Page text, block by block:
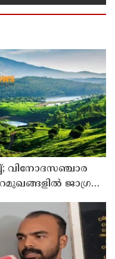
വിനോദസഞ്ചാര
ജാഗ്രതാ